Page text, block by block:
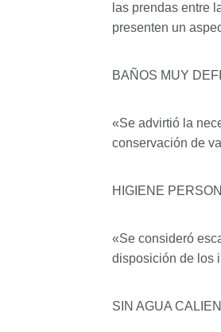
las prendas entre
presenten un
BAÑOS MUY
«Se advirtió la
conservación de
HIGIENE
«Se consideró
disposición de los
SIN AGUA